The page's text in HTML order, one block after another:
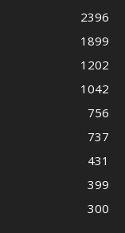
2396
1899
1202
1042
756
737
431
399
300